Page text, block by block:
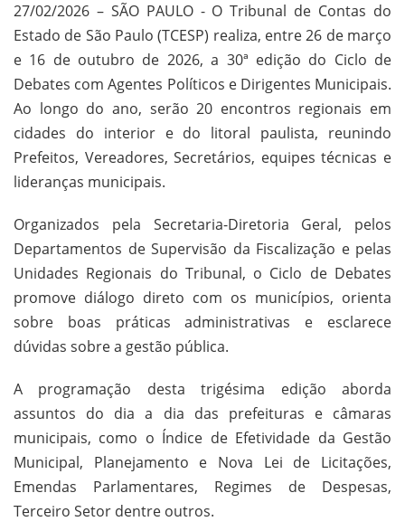
27/02/2026 – SÃO PAULO - O Tribunal de Contas do
Estado de São Paulo (TCESP) realiza, entre 26 de março
e 16 de outubro de 2026, a 30ª edição do Ciclo de
Debates com Agentes Políticos e Dirigentes Municipais.
Ao longo do ano, serão 20 encontros regionais em
cidades do interior e do litoral paulista, reunindo
Prefeitos, Vereadores, Secretários, equipes técnicas e
lideranças municipais.
Organizados pela Secretaria-Diretoria Geral, pelos
Departamentos de Supervisão da Fiscalização e pelas
Unidades Regionais do Tribunal, o Ciclo de Debates
promove diálogo direto com os municípios, orienta
sobre boas práticas administrativas e esclarece
dúvidas sobre a gestão pública.
A programação desta trigésima edição aborda
assuntos do dia a dia das prefeituras e câmaras
municipais, como o Índice de Efetividade da Gestão
Municipal, Planejamento e Nova Lei de Licitações,
Emendas Parlamentares, Regimes de Despesas,
Terceiro Setor dentre outros.